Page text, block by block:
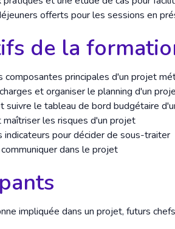
offerts pour les sessions en
de la
composantes principales d'un projet
et organiser le planning d'un
suivre le tableau de bord budgétaire
les risques d'un projet
indicateurs pour décider de sous-traiter
dans le projet
impliquée dans un projet, futurs